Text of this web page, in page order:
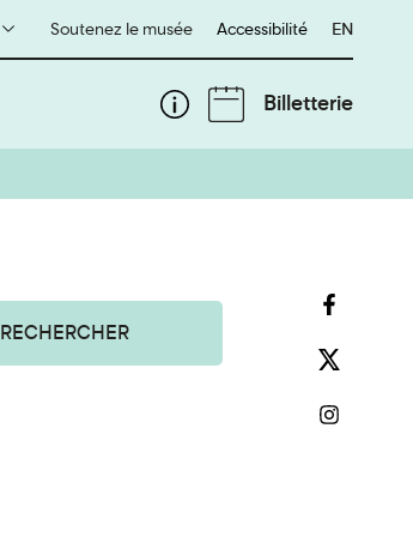
Soutenez le musée Accessibilité English
EN
Billetterie
RECHERCHER